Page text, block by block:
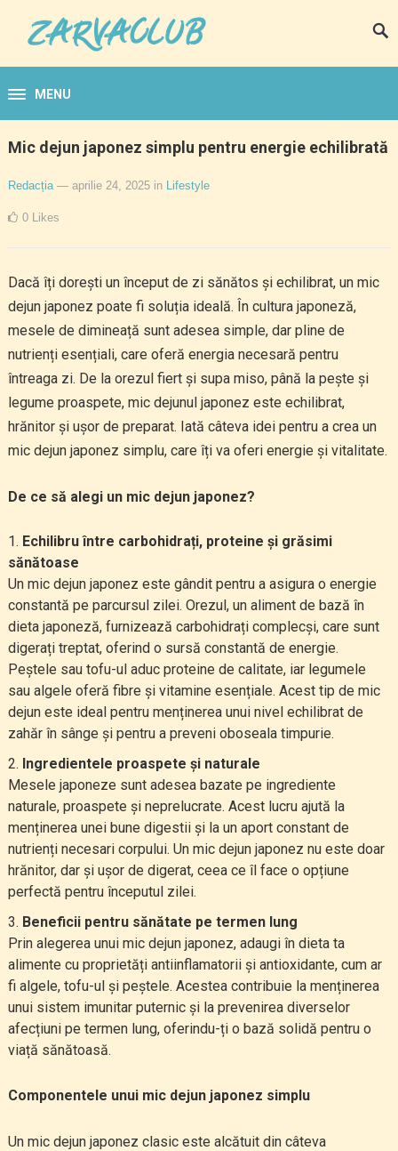
MENU
Mic dejun japonez simplu pentru energie echilibrată
Redacția — aprilie 24, 2025 in Lifestyle
0 Likes
Dacă îți dorești un început de zi sănătos și echilibrat, un mic
dejun japonez poate fi soluția ideală. În cultura japoneză,
mesele de dimineață sunt adesea simple, dar pline de
nutrienți esențiali, care oferă energia necesară pentru
întreaga zi. De la orezul fiert și supa miso, până la pește și
legume proaspete, mic dejunul japonez este echilibrat,
hrănitor și ușor de preparat. Iată câteva idei pentru a crea un
mic dejun japonez simplu, care îți va oferi energie și vitalitate.
De ce să alegi un mic dejun japonez?
Echilibru între carbohidrați, proteine și grăsimi
sănătoase
Un mic dejun japonez este gândit pentru a asigura o energie
constantă pe parcursul zilei. Orezul, un aliment de bază în
dieta japoneză, furnizează carbohidrați complecși, care sunt
digerați treptat, oferind o sursă constantă de energie.
Peștele sau tofu-ul aduc proteine de calitate, iar legumele
sau algele oferă fibre și vitamine esențiale. Acest tip de mic
dejun este ideal pentru menținerea unui nivel echilibrat de
zahăr în sânge și pentru a preveni oboseala timpurie.
Ingredientele proaspete și naturale
Mesele japoneze sunt adesea bazate pe ingrediente
naturale, proaspete și neprelucrate. Acest lucru ajută la
menținerea unei bune digestii și la un aport constant de
nutrienți necesari corpului. Un mic dejun japonez nu este doar
hrănitor, dar și ușor de digerat, ceea ce îl face o opțiune
perfectă pentru începutul zilei.
Beneficii pentru sănătate pe termen lung
Prin alegerea unui mic dejun japonez, adaugi în dieta ta
alimente cu proprietăți antiinflamatorii și antioxidante, cum ar
fi algele, tofu-ul și peștele. Acestea contribuie la menținerea
unui sistem imunitar puternic și la prevenirea diverselor
afecțiuni pe termen lung, oferindu-ți o bază solidă pentru o
viață sănătoasă.
Componentele unui mic dejun japonez simplu
Un mic dejun japonez clasic este alcătuit din câteva